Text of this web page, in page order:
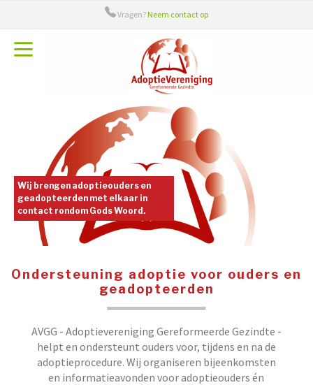
Vragen? Neem contact op
Over ons
Bestuur
Adoptiecontact
Handige links
Wij brengen adoptieouders en
geadopteerden met elkaar in
contact rondom Gods Woord.
Ondersteuning adoptie voor ouders en
geadopteerden
AVGG - Adoptievereniging Gereformeerde Gezindte -
helpt en ondersteunt ouders voor, tijdens en na de
adoptieprocedure. Wij organiseren bijeenkomsten
en informatieavonden voor adoptieouders én